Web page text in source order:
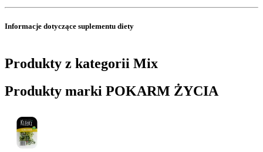
Informacje dotyczące suplementu diety
Produkty z kategorii Mix
Produkty marki POKARM ŻYCIA